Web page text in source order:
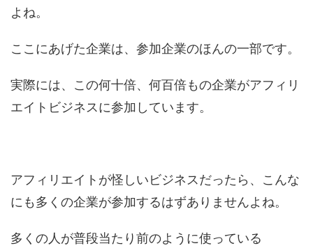
よね。
ここにあげた企業は、参加企業のほんの一部です。
実際には、この何十倍、何百倍もの企業がアフィリ
エイトビジネスに参加しています。
アフィリエイトが怪しいビジネスだったら、こんな
にも多くの企業が参加するはずありませんよね。
多くの人が普段当たり前のように使っている